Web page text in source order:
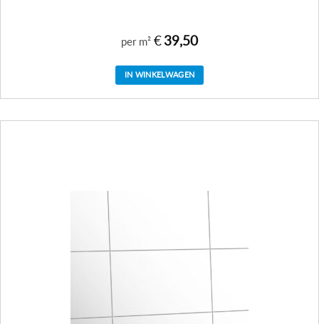
per m² €39,50
IN WINKELWAGEN